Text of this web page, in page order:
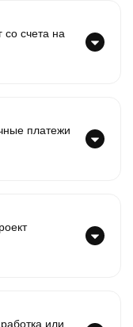
со счета на
платежи
или